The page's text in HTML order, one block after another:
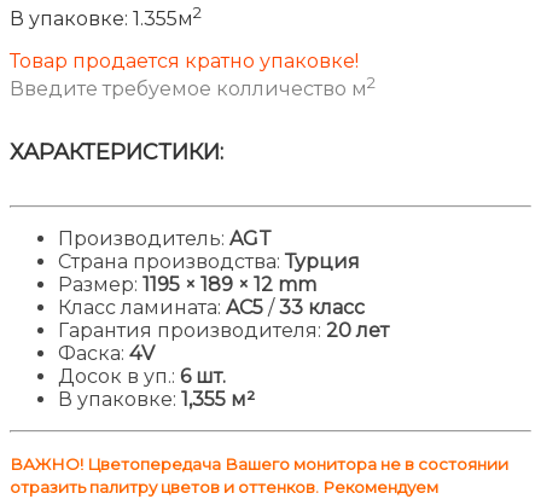
В упаковке: 1.355м2
Товар продается кратно упаковке!
Введите требуемое колличество м2
ХАРАКТЕРИСТИКИ:
Производитель: AGT
Страна производства: Турция
Размер: 1195 × 189 × 12 mm
Класс ламината: AC5 / 33 класс
Гарантия производителя: 20 лет
Фаска: 4V
Досок в уп.: 6 шт.
В упаковке: 1,355 м²
ВАЖНО! Цветопередача Вашего монитора не в состоянии
отразить палитру цветов и оттенков. Рекомендуем